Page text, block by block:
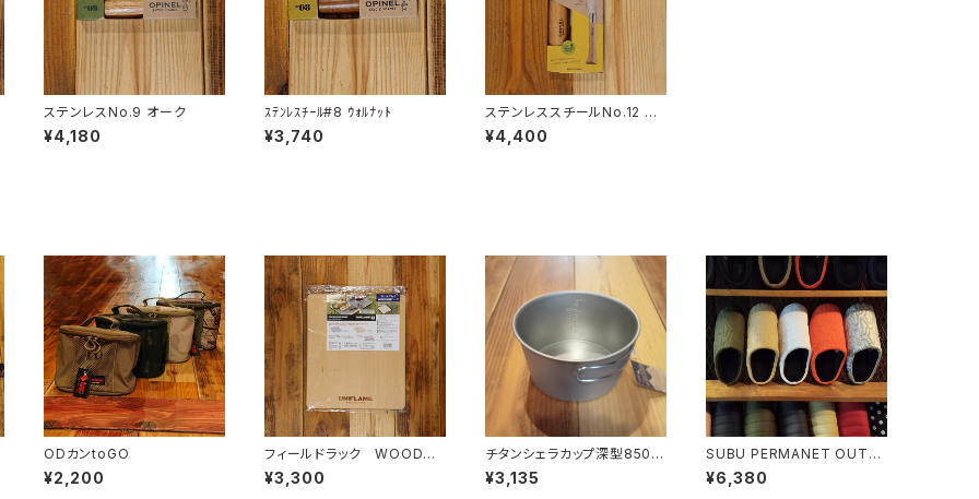
ステンレスNo.9 オーク
¥4,180
ｽﾃﾝﾚｽﾁｰﾙ#8 ｳｫﾙﾅｯﾄ
¥3,740
ステンレススチールNo.12 波
刃
¥4,400
ODカンtoGO
¥2,200
フィールドラック WOOD天
板 ハーフ
¥3,300
チタンシェラカップ深型850フ
ォールドハンドル(メモリ付)
¥3,135
SUBU PERMANET OUTLI
NE
¥6,380